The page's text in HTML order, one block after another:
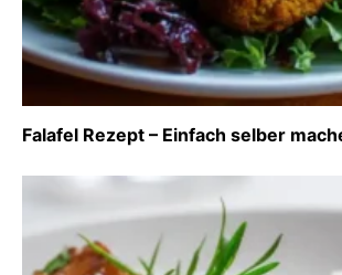
Falafel Rezept – Einfach selber